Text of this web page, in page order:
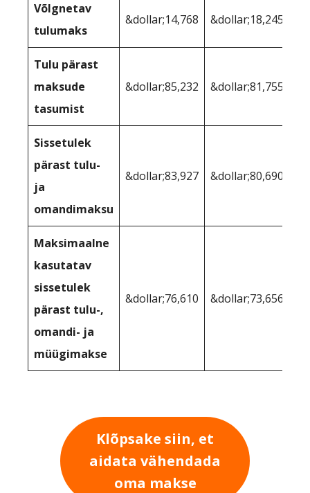
Võlgnetav
tulumaks
&dollar;14,768 &dollar;18,245
Tulu pärast
maksude
tasumist
&dollar;85,232 &dollar;81,755
Sissetulek
pärast tulu-
ja
omandimaksu
&dollar;83,927 &dollar;80,690
Maksimaalne
kasutatav
sissetulek
pärast tulu-,
omandi- ja
müügimakse
&dollar;76,610 &dollar;73,656
Klõpsake siin, et
aidata vähendada
oma makse